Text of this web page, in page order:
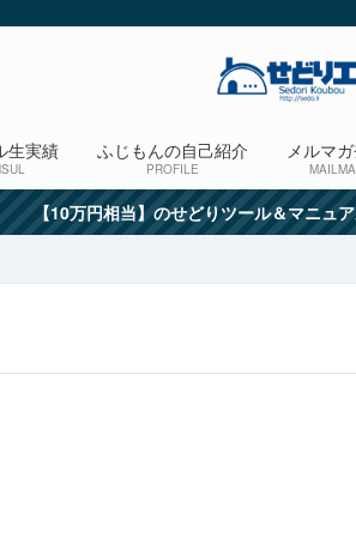
生実績 ふじもんの自己紹介
PROFILE
メルマ
【10万円相当】のせどりツール＆マニュ